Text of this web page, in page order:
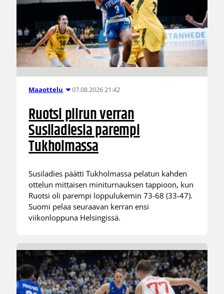
Maaottelu 07.08.2026 21:42
Ruotsi piirun verran
Susiladiesia parempi
Tukholmassa
Susiladies päätti Tukholmassa pelatun kahden
ottelun mittaisen miniturnauksen tappioon, kun
Ruotsi oli parempi loppulukemin 73-68 (33-47).
Suomi pelaa seuraavan kerran ensi
viikonloppuna Helsingissä.